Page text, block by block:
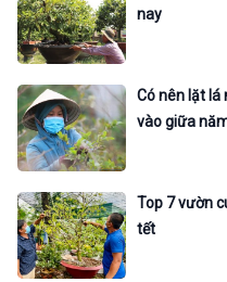
nay
Có nên lặt lá
vào giữa
Top 7 vườn
tết